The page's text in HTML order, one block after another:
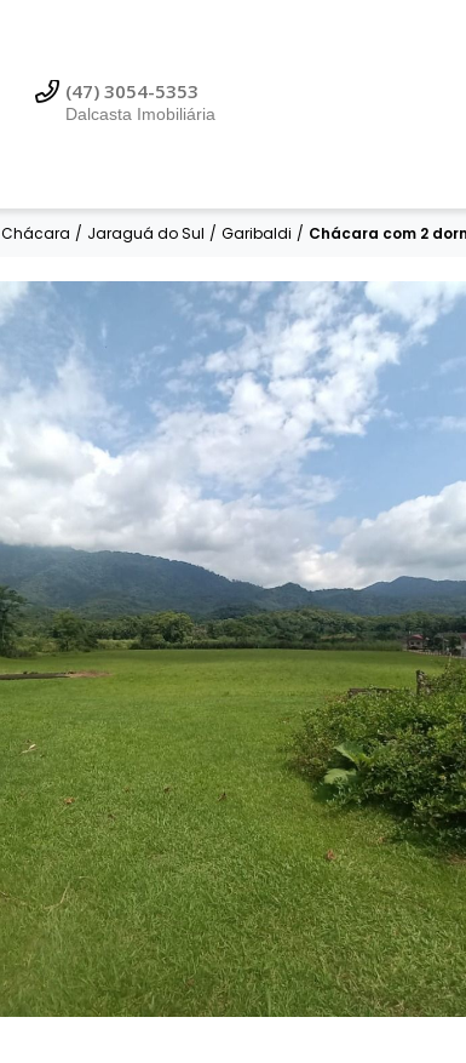
(47) 99614-3353
Dalcasta Imobiliária
Chácara / Jaraguá do Sul / Garibaldi / Chácara com 2